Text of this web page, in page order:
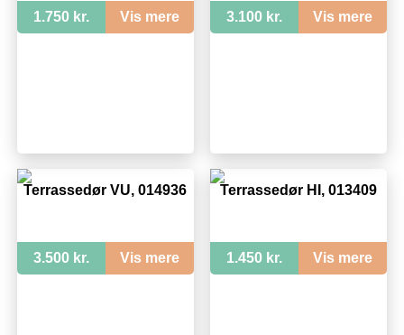
1.750 kr. Vis mere 3.100 kr. Vis mere
Terrassedør VU, 014936
3.500 kr. Vis mere
Terrassedør HI, 013409
1.450 kr. Vis mere